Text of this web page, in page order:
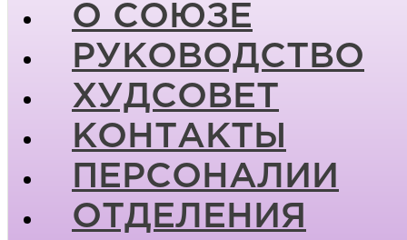
О СОЮЗЕ
РУКОВОДСТВО
ХУДСОВЕТ
КОНТАКТЫ
ПЕРСОНАЛИИ
ОТДЕЛЕНИЯ